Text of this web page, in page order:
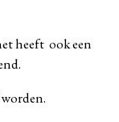
heeft ook een